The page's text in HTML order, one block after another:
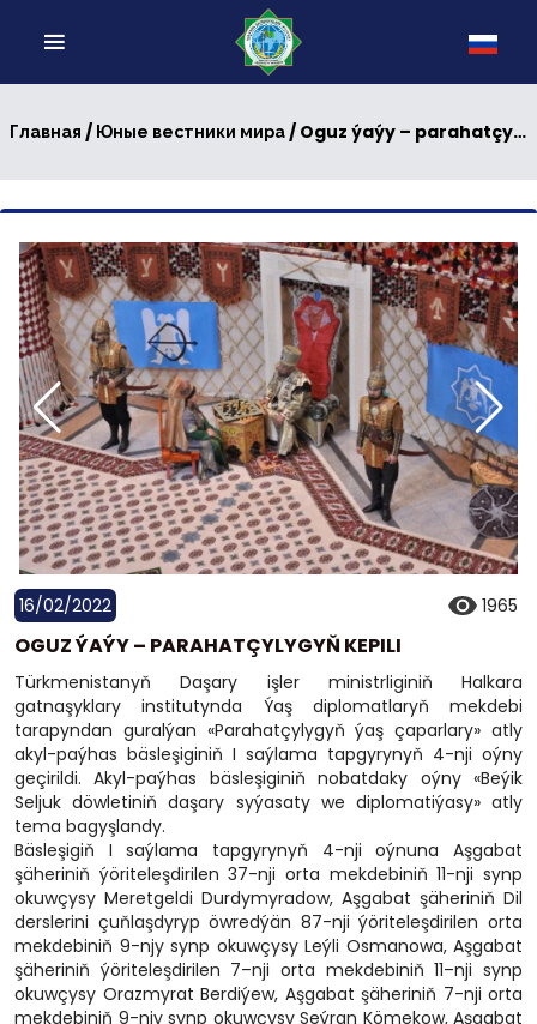
Главная / Юные вестники мира/ Oguz ýaýy – parahatçylygyň kepili
16/02/2022 1965
OGUZ ÝAÝY – PARAHATÇYLYGYŇ KEPILI
Türkmenistanyň Daşary işler ministrliginiň Halkara
gatnaşyklary institutynda Ýaş diplomatlaryň mekdebi
tarapyndan guralýan «Parahatçylygyň ýaş çaparlary» atly
akyl-paýhas bäsleşiginiň I saýlama tapgyrynyň 4-nji oýny
geçirildi. Akyl-paýhas bäsleşiginiň nobatdaky oýny «Beýik
Seljuk döwletiniň daşary syýasaty we diplomatiýasy» atly
tema bagyşlandy.
Bäsleşigiň I saýlama tapgyrynyň 4-nji oýnuna Aşgabat
şäheriniň ýöriteleşdirilen 37-nji orta mekdebiniň 11-nji synp
okuwçysy Meretgeldi Durdymyradow, Aşgabat şäheriniň Dil
derslerini çuňlaşdyryp öwredýän 87-nji ýöriteleşdirilen orta
mekdebiniň 9-njy synp okuwçysy Leýli Osmanowa, Aşgabat
şäheriniň ýöriteleşdirilen 7–nji orta mekdebiniň 11–nji synp
okuwçysy Orazmyrat Berdiýew, Aşgabat şäheriniň 7-nji orta
mekdebiniň 9-njy synp okuwçysy Seýran Kömekow, Aşgabat